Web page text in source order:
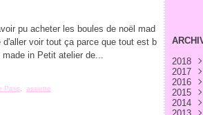
pu acheter les boules de noël mad
voir tout ça parce que tout est b
in Petit atelier de...
Paris assiette
2018
Avril
2017
2016
2015
2014